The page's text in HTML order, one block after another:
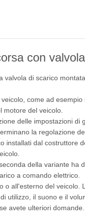
con
di scarico
come ad esempio
motore del veicolo.
delle impostazioni di
la regolazione
dal costruttore
della variante
a comando elettrico.
all'esterno del
utilizzo, il suono e il
avete ulteriori domande.